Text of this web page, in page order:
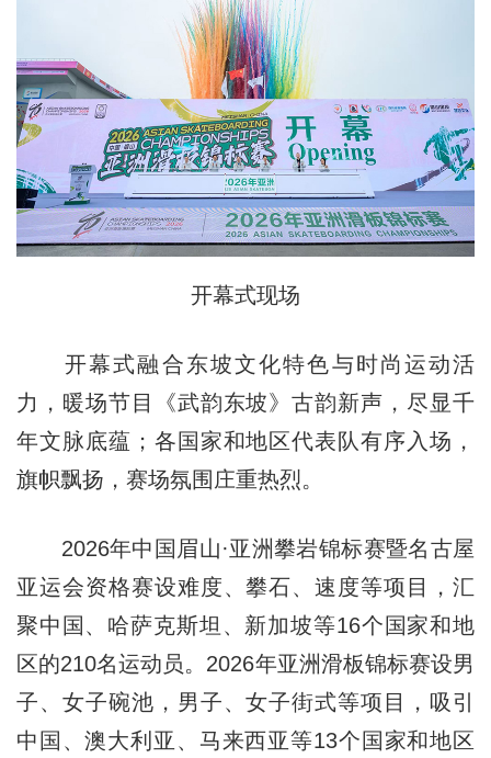
开幕式现场
开幕式融合东坡文化特色与时尚运动活
力，暖场节目《武韵东坡》古韵新声，尽显千
年文脉底蕴；各国家和地区代表队有序入场，
旗帜飘扬，赛场氛围庄重热烈。
2026年中国眉山·亚洲攀岩锦标赛暨名古屋
亚运会资格赛设难度、攀石、速度等项目，汇
聚中国、哈萨克斯坦、新加坡等16个国家和地
区的210名运动员。2026年亚洲滑板锦标赛设男
子、女子碗池，男子、女子街式等项目，吸引
中国、澳大利亚、马来西亚等13个国家和地区